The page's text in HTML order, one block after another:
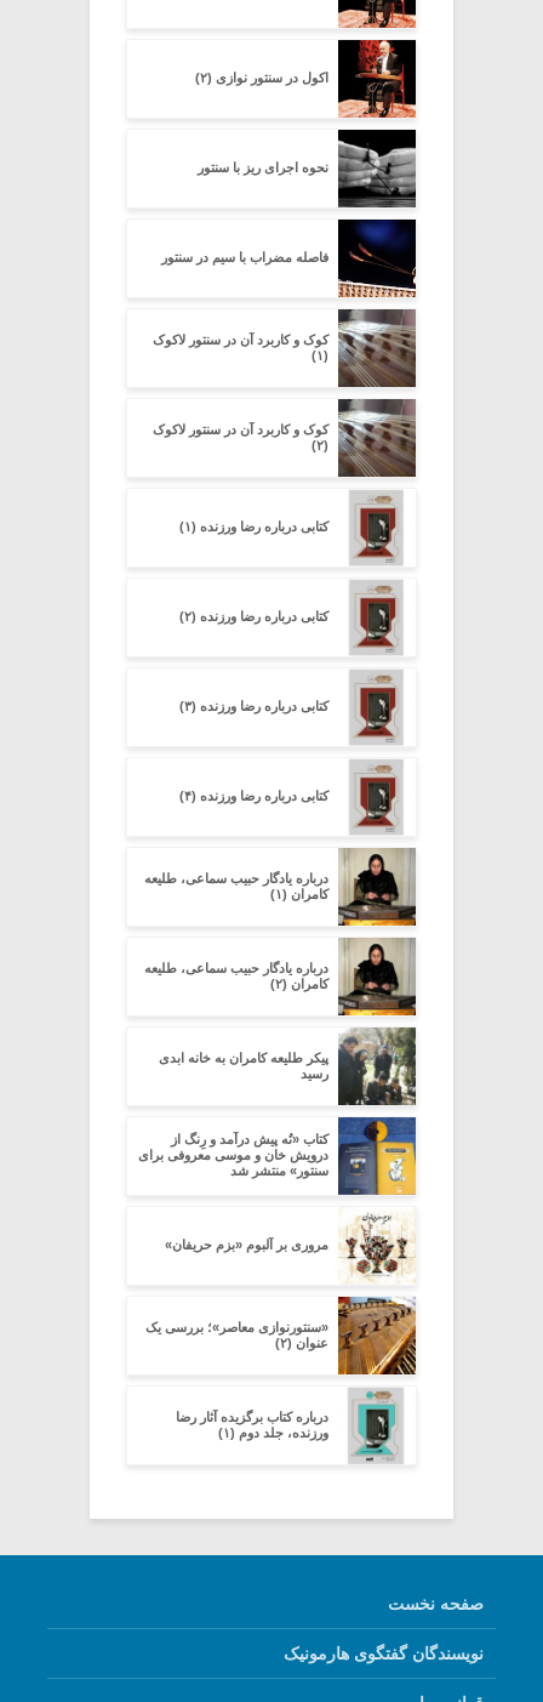
اکول در سنتور نوازی (۲)
نحوه اجرای ریز با سنتور
فاصله مضراب با سیم در سنتور
کوک و کاربرد آن در سنتور لاکوک
(۱)
کوک و کاربرد آن در سنتور لاکوک
(۲)
کتابی درباره رضا ورزنده (۱)
کتابی درباره رضا ورزنده (۲)
کتابی درباره رضا ورزنده (۳)
کتابی درباره رضا ورزنده (۴)
درباره یادگار حبیب سماعی، طلیعه
کامران (۱)
درباره یادگار حبیب سماعی، طلیعه
کامران (۲)
پیکر طلیعه کامران به خانه ابدی
رسید
کتاب «نُه پیش درآمد و رِنگ از
درویش خان و موسی معروفی برای
سنتور» منتشر شد
مروری بر آلبوم «بزم حریفان»
«سنتورنوازی معاصر»؛ بررسی یک
عنوان (۲)
درباره کتاب برگزیده آثار رضا
ورزنده، جلد دوم (۱)
صفحه نخست
نویسندگان گفتگوی هارمونیک